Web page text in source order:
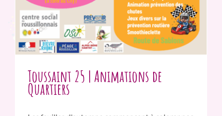
Toussaint 25 | Animations de
Quartiers